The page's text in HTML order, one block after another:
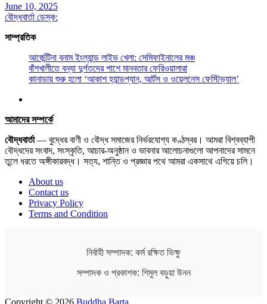
June 10, 2025
বৌদ্ধবার্তা ডেস্ক:
সাম্প্রতিক
আর্জেন্টিনা বনাম ইংল্যান্ড লাইভ খেলা: সেমিফাইনালের মঞ্চ
বাঁশখালীতে বন্যা দুর্গতদের পাশে মানবতার ফেরিওয়ালারা
কানাডায় শুরু হলো ‘আকাশ হ্যান্ডপ্যান, আর্টস ও ওয়েলনেস ফেস্টিভ্যাল’
আমাদের সম্পর্কে
বৌদ্ধবার্তা— বুদ্ধের বাণী ও বৌদ্ধ সমাজের নির্ভরযোগ্য কণ্ঠস্বর। আমরা বিশ্বব্যাপী
বৌদ্ধদের সংবাদ, সংস্কৃতি, আচার-অনুষ্ঠান ও ভাবনার আলোচনাগুলো আপনাদের সামনে
তুলে ধরতে অঙ্গীকারবদ্ধ। সত্য, শান্তি ও প্রজ্ঞার পথে আমরা একসাথে এগিয়ে চলি।
About us
Contact us
Privacy Policy
Terms and Condition
নির্বাহী সম্পাদক: কর্ম রক্ষিত ভিক্ষু
সম্পাদক ও প্রকাশক: শিমুল বড়ুয়া উনন
Copyright © 2026 Buddha Barta